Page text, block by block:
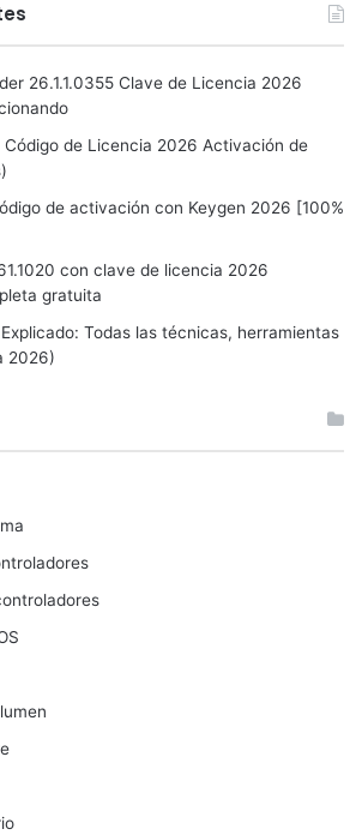
26.1.1.0355 Clave de Licencia 2026
Código de Licencia 2026 Activación de
de activación con Keygen 2026 [100%
con clave de licencia 2026
gratuita
Todas las técnicas, herramientas
2026)